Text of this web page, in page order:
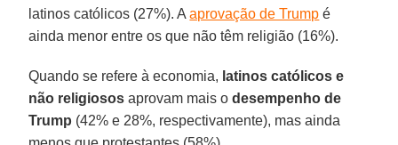
latinos católicos (27%). Aaprovação de Trump é
ainda menor entre os que não têm religião (16%).
Quando se refere à economia, latinos católicos e
não religiosos aprovam mais odesempenho de
Trump (42% e 28%, respectivamente), mas ainda